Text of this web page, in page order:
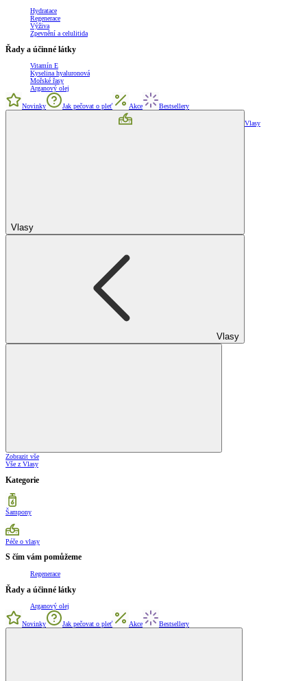
Hydratace
Regenerace
Výživa
Zpevnění a celulitida
Řady a účinné látky
Vitamín E
Kyselina hyaluronová
Mořské řasy
Arganový olej
Novinky Jak pečovat o pleť Akce Bestsellery
Vlasy
Vlasy
Vlasy
Zobrazit vše
Vše z Vlasy
Kategorie
Šampony
Péče o vlasy
S čím vám pomůžeme
Regenerace
Řady a účinné látky
Arganový olej
Novinky Jak pečovat o pleť Akce Bestsellery